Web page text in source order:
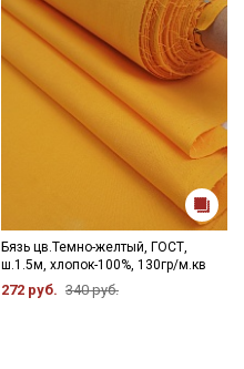
Бязь цв.Темно-желтый, ГОСТ,
ш.1.5м, хлопок-100%, 130гр/м.кв
272 руб. 340 руб.